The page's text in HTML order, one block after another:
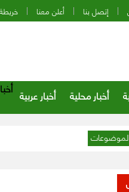
إتصل بنا أعلن معنا
أخبار محلية أخبار عربية